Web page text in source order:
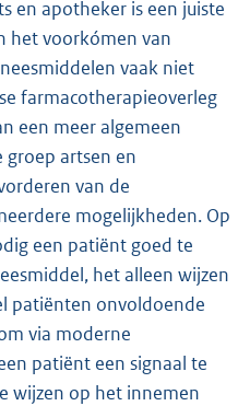
en apotheker is een juiste
het voorkómen van
vaak niet
farmacotherapieoverleg
een meer algemeen
groep artsen en
van de
mogelijkheden. Op
een patiënt goed te
het alleen wijzen
patiënten onvoldoende
via moderne
patiënt een signaal te
wijzen op het innemen